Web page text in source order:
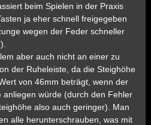
beim Spielen in der Praxis
ja eher schnell freigegeben
wegen der Feder schneller
aber auch nicht an einer zu
der Ruheleiste, da die Steighöhe
von 46mm beträgt, wenn der
anliegen würde (durch den Fehler
also auch geringer). Man
alle herunterschrauben, was mit